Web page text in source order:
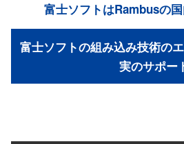
富士ソフトはRambusの国
富士ソフトの組み込み技術の
実のサポー